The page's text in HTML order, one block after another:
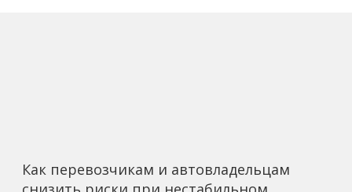
Как перевозчикам и автовладельцам